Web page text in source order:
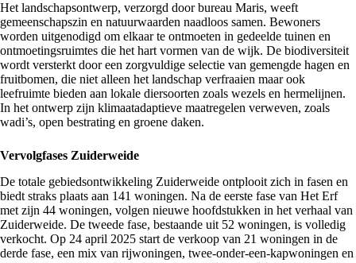
Het landschapsontwerp, verzorgd door bureau Maris, weeft
gemeenschapszin en natuurwaarden naadloos samen. Bewoners
worden uitgenodigd om elkaar te ontmoeten in gedeelde tuinen en
ontmoetingsruimtes die het hart vormen van de wijk. De biodiversiteit
wordt versterkt door een zorgvuldige selectie van gemengde hagen en
fruitbomen, die niet alleen het landschap verfraaien maar ook
leefruimte bieden aan lokale diersoorten zoals wezels en hermelijnen.
In het ontwerp zijn klimaatadaptieve maatregelen verweven, zoals
wadi’s, open bestrating en groene daken.
Vervolgfases Zuiderweide
De totale gebiedsontwikkeling Zuiderweide ontplooit zich in fasen en
biedt straks plaats aan 141 woningen. Na de eerste fase van Het Erf
met zijn 44 woningen, volgen nieuwe hoofdstukken in het verhaal van
Zuiderweide. De tweede fase, bestaande uit 52 woningen, is volledig
verkocht. Op 24 april 2025 start de verkoop van 21 woningen in de
derde fase, een mix van rijwoningen, twee-onder-een-kapwoningen en